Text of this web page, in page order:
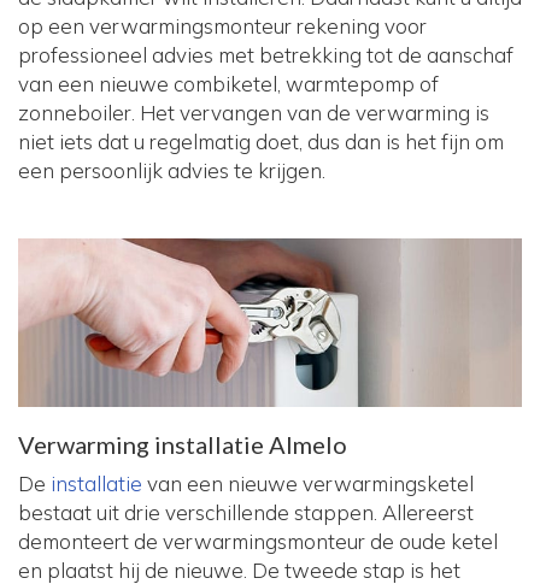
op een verwarmingsmonteur rekening voor
professioneel advies met betrekking tot de aanschaf
van een nieuwe combiketel, warmtepomp of
zonneboiler. Het vervangen van de verwarming is
niet iets dat u regelmatig doet, dus dan is het fijn om
een persoonlijk advies te krijgen.
Verwarming installatie Almelo
De installatie van een nieuwe verwarmingsketel
bestaat uit drie verschillende stappen. Allereerst
demonteert de verwarmingsmonteur de oude ketel
en plaatst hij de nieuwe. De tweede stap is het